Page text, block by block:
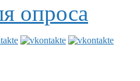
опроса